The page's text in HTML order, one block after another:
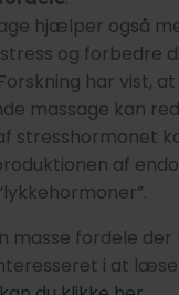
hjælper også
og forbedre
har vist, at
massage kan
stresshormonet
af
masse fordele
i at